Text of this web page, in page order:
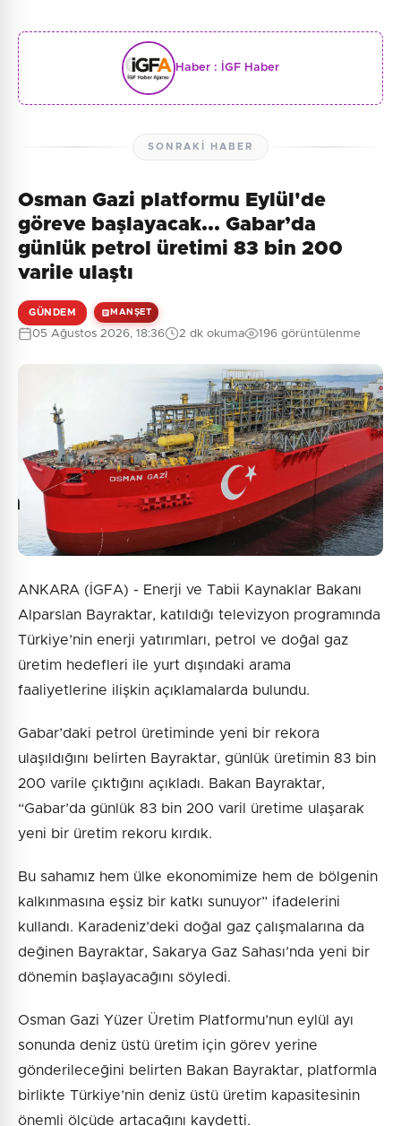
Haber : İGF Haber
SONRAKI HABER
Osman Gazi platformu Eylül'de
göreve başlayacak... Gabar’da
günlük petrol üretimi 83 bin 200
varile ulaştı
GÜNDEM MANŞET
05 Ağustos 2026, 18:36 2 dk okuma 196 görüntülenme
ANKARA (İGFA) - Enerji ve Tabii Kaynaklar Bakanı
Alparslan Bayraktar, katıldığı televizyon programında
Türkiye’nin enerji yatırımları, petrol ve doğal gaz
üretim hedefleri ile yurt dışındaki arama
faaliyetlerine ilişkin açıklamalarda bulundu.
Gabar’daki petrol üretiminde yeni bir rekora
ulaşıldığını belirten Bayraktar, günlük üretimin 83 bin
200 varile çıktığını açıkladı. Bakan Bayraktar,
“Gabar’da günlük 83 bin 200 varil üretime ulaşarak
yeni bir üretim rekoru kırdık.
Bu sahamız hem ülke ekonomimize hem de bölgenin
kalkınmasına eşsiz bir katkı sunuyor” ifadelerini
kullandı. Karadeniz’deki doğal gaz çalışmalarına da
değinen Bayraktar, Sakarya Gaz Sahası’nda yeni bir
dönemin başlayacağını söyledi.
Osman Gazi Yüzer Üretim Platformu’nun eylül ayı
sonunda deniz üstü üretim için görev yerine
gönderileceğini belirten Bakan Bayraktar, platformla
birlikte Türkiye’nin deniz üstü üretim kapasitesinin
önemli ölçüde artacağını kaydetti.